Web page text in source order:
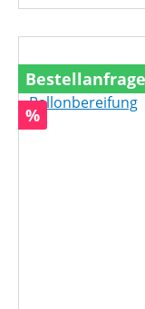
Bestellanfrage
Rabatt
%